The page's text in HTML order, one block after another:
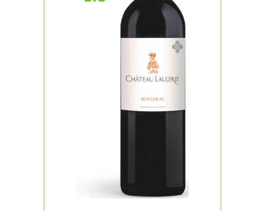
DISTINCTIONS ,ROUGE
Gourmand, le nez privilégie
des notes de fruits rouges,
que l’on retrouve en bouche
avec des tani